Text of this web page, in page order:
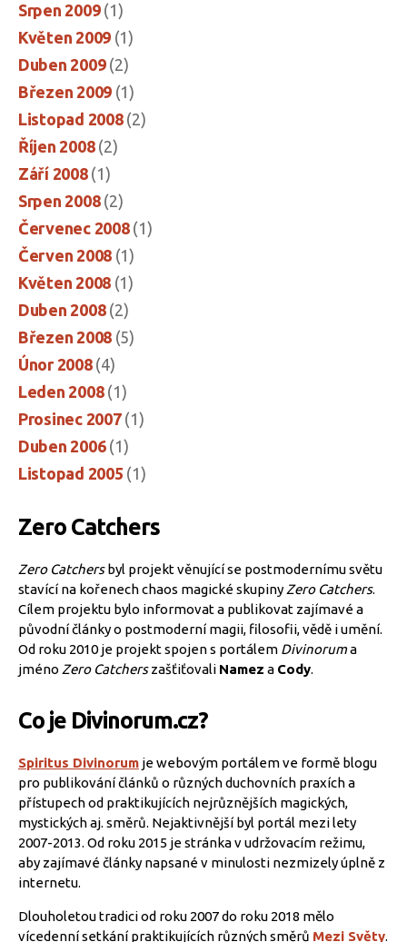
Srpen 2009(1)
Květen 2009 (1)
Duben 2009(2)
Březen 2009 (1)
Listopad 2008(2)
Říjen 2008(2)
Září 2008(1)
Srpen 2008(2)
Červenec 2008(1)
Červen 2008 (1)
Květen 2008 (1)
Duben 2008(2)
Březen 2008 (5)
Únor 2008(4)
Leden 2008(1)
Prosinec 2007(1)
Duben 2006(1)
Listopad 2005 (1)
Zero Catchers
Zero Catchersbyl projekt věnující se postmodernímu světu
stavící na kořenech chaos magické skupiny Zero Catchers.
Cílem projektu bylo informovat a publikovat zajímavé a
původní články o postmoderní magii, filosofii, vědě i umění.
Od roku 2010 je projekt spojen s portálem Divinoruma
jméno Zero Catcherszašťiťovali Namez a Cody.
Co je Divinorum.cz?
Spiritus Divinorum je webovým portálem ve formě blogu
pro publikování článků o různých duchovních praxích a
přístupech od praktikujících nejrůznějších magických,
mystických aj. směrů. Nejaktivnější byl portál mezi lety
2007-2013. Od roku 2015 je stránka v udržovacím režimu,
aby zajímavé články napsané v minulosti nezmizely úplně z
internetu.
Dlouholetou tradici od roku 2007 do roku 2018 mělo
vícedenní setkání praktikujících různých směrů Mezi Světy.